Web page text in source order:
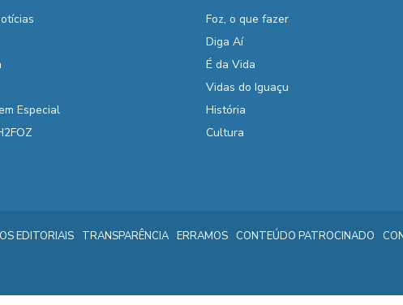
Especial
Foz, o que fazer
Diga Aí
É da Vida
Vidas do Iguaçu
História
Cultura
EDITORIAIS TRANSPARÊNCIA ERRAMOS CONTEÚDO PATROCINADO